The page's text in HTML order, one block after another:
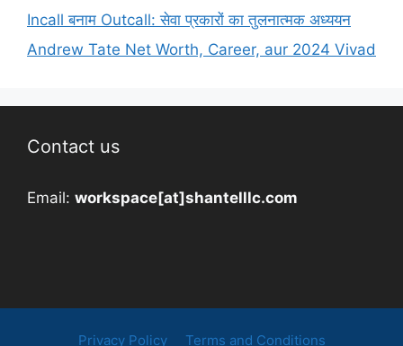
Incall बनाम Outcall: सेवा प्रकारों का तुलनात्मक अध्ययन
Andrew Tate Net Worth, Career, aur 2024 Vivad
Contact us
Email: workspace[at]shantelllc.com
Privacy Policy Terms and Conditions